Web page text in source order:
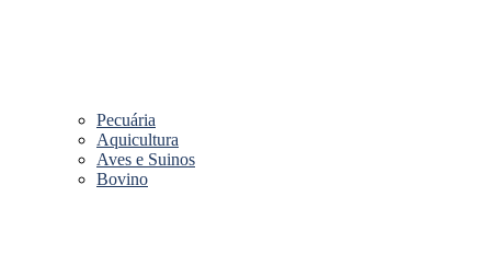
Pecuária
Aquicultura
Aves e Suinos
Bovino